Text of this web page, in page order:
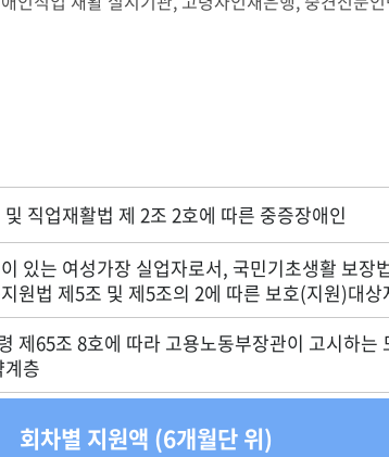
직업재활법 제 2조 2호에 따른 중증장애인
있는 여성가장 실업자로서, 국민기초생활 보
원법 제5조 및 제5조의 2에 따른 보호(지원)대상
제65조 8호에 따라 고용노동부장관이 고시하
층
회차별 지원액 (6개월단 위)